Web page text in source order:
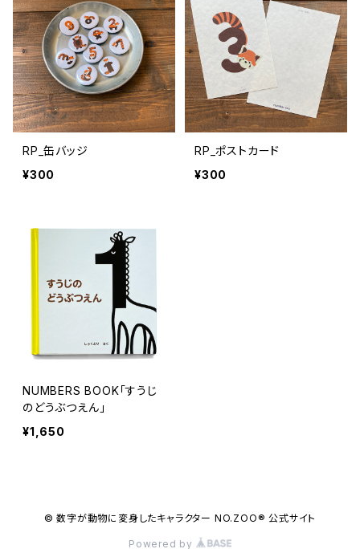
RP_缶バッジ
¥300
RP_ポストカード
¥300
NUMBERS BOOK「すうじ
のどうぶつえん」
¥1,650
© 数字が動物に変身したキャラクター NO.ZOO® 公式サイト
Powered by